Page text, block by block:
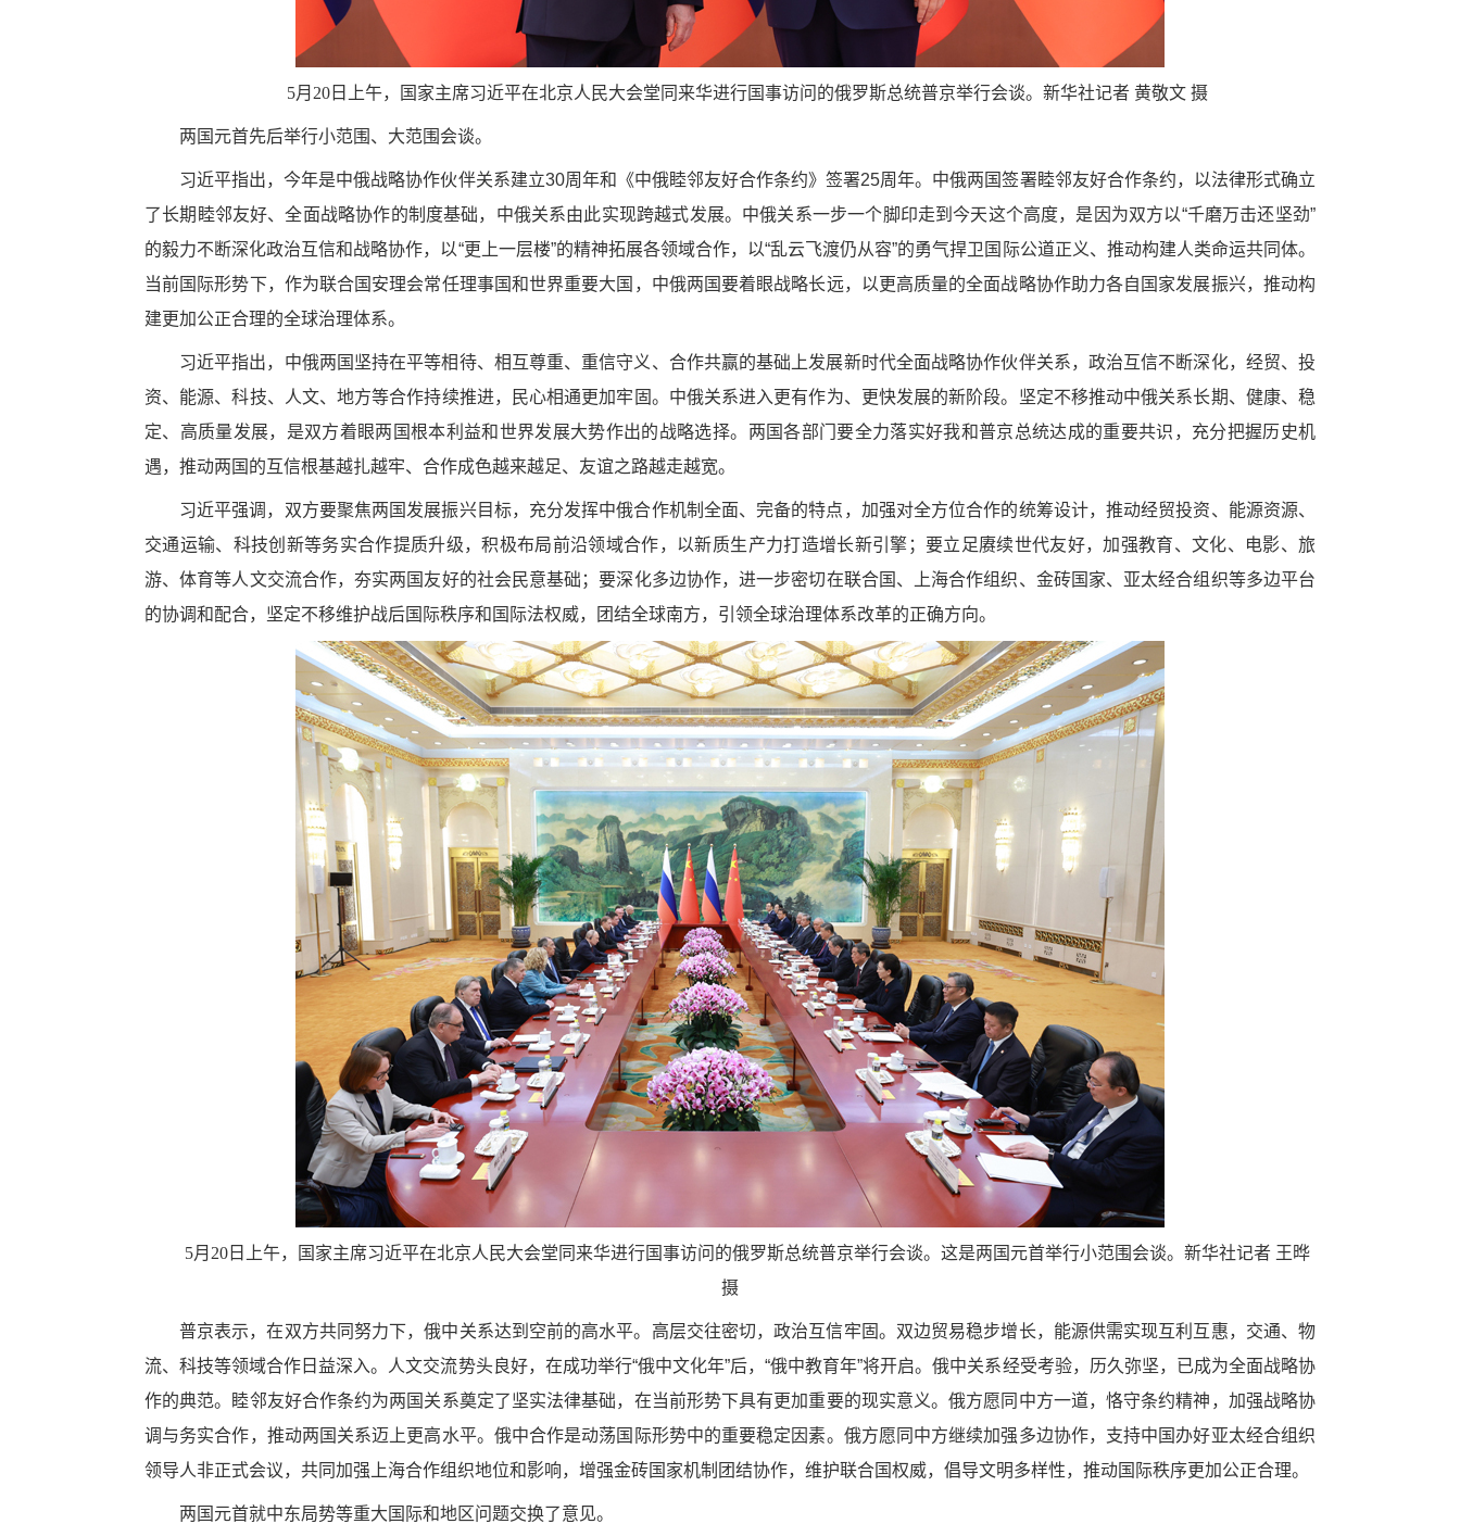
5月20日上午，国家主席习近平在北京人民大会堂同来华进行国事访问的俄罗斯总统普京举行会谈。新华社记者 黄敬文 摄
两国元首先后举行小范围、大范围会谈。
习近平指出，今年是中俄战略协作伙伴关系建立30周年和《中俄睦邻友好合作条约》签署25周年。中俄两国签署睦邻友好合作条约，以法律形式确立
了长期睦邻友好、全面战略协作的制度基础，中俄关系由此实现跨越式发展。中俄关系一步一个脚印走到今天这个高度，是因为双方以“千磨万击还坚劲”
的毅力不断深化政治互信和战略协作，以“更上一层楼”的精神拓展各领域合作，以“乱云飞渡仍从容”的勇气捍卫国际公道正义、推动构建人类命运共同体。
当前国际形势下，作为联合国安理会常任理事国和世界重要大国，中俄两国要着眼战略长远，以更高质量的全面战略协作助力各自国家发展振兴，推动构
建更加公正合理的全球治理体系。
习近平指出，中俄两国坚持在平等相待、相互尊重、重信守义、合作共赢的基础上发展新时代全面战略协作伙伴关系，政治互信不断深化，经贸、投
资、能源、科技、人文、地方等合作持续推进，民心相通更加牢固。中俄关系进入更有作为、更快发展的新阶段。坚定不移推动中俄关系长期、健康、稳
定、高质量发展，是双方着眼两国根本利益和世界发展大势作出的战略选择。两国各部门要全力落实好我和普京总统达成的重要共识，充分把握历史机
遇，推动两国的互信根基越扎越牢、合作成色越来越足、友谊之路越走越宽。
习近平强调，双方要聚焦两国发展振兴目标，充分发挥中俄合作机制全面、完备的特点，加强对全方位合作的统筹设计，推动经贸投资、能源资源、
交通运输、科技创新等务实合作提质升级，积极布局前沿领域合作，以新质生产力打造增长新引擎；要立足赓续世代友好，加强教育、文化、电影、旅
游、体育等人文交流合作，夯实两国友好的社会民意基础；要深化多边协作，进一步密切在联合国、上海合作组织、金砖国家、亚太经合组织等多边平台
的协调和配合，坚定不移维护战后国际秩序和国际法权威，团结全球南方，引领全球治理体系改革的正确方向。
5月20日上午，国家主席习近平在北京人民大会堂同来华进行国事访问的俄罗斯总统普京举行会谈。这是两国元首举行小范围会谈。新华社记者 王晔
摄
普京表示，在双方共同努力下，俄中关系达到空前的高水平。高层交往密切，政治互信牢固。双边贸易稳步增长，能源供需实现互利互惠，交通、物
流、科技等领域合作日益深入。人文交流势头良好，在成功举行“俄中文化年”后，“俄中教育年”将开启。俄中关系经受考验，历久弥坚，已成为全面战略协
作的典范。睦邻友好合作条约为两国关系奠定了坚实法律基础，在当前形势下具有更加重要的现实意义。俄方愿同中方一道，恪守条约精神，加强战略协
调与务实合作，推动两国关系迈上更高水平。俄中合作是动荡国际形势中的重要稳定因素。俄方愿同中方继续加强多边协作，支持中国办好亚太经合组织
领导人非正式会议，共同加强上海合作组织地位和影响，增强金砖国家机制团结协作，维护联合国权威，倡导文明多样性，推动国际秩序更加公正合理。
两国元首就中东局势等重大国际和地区问题交换了意见。